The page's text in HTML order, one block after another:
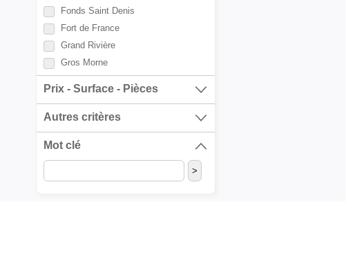
Fonds Saint Denis
Fort de France
Grand Rivière
Gros Morne
Le Carbet
Le Diamant
Le François
Le Lorrain
Prix - Surface - Pièces
Autres critères
Mot clé